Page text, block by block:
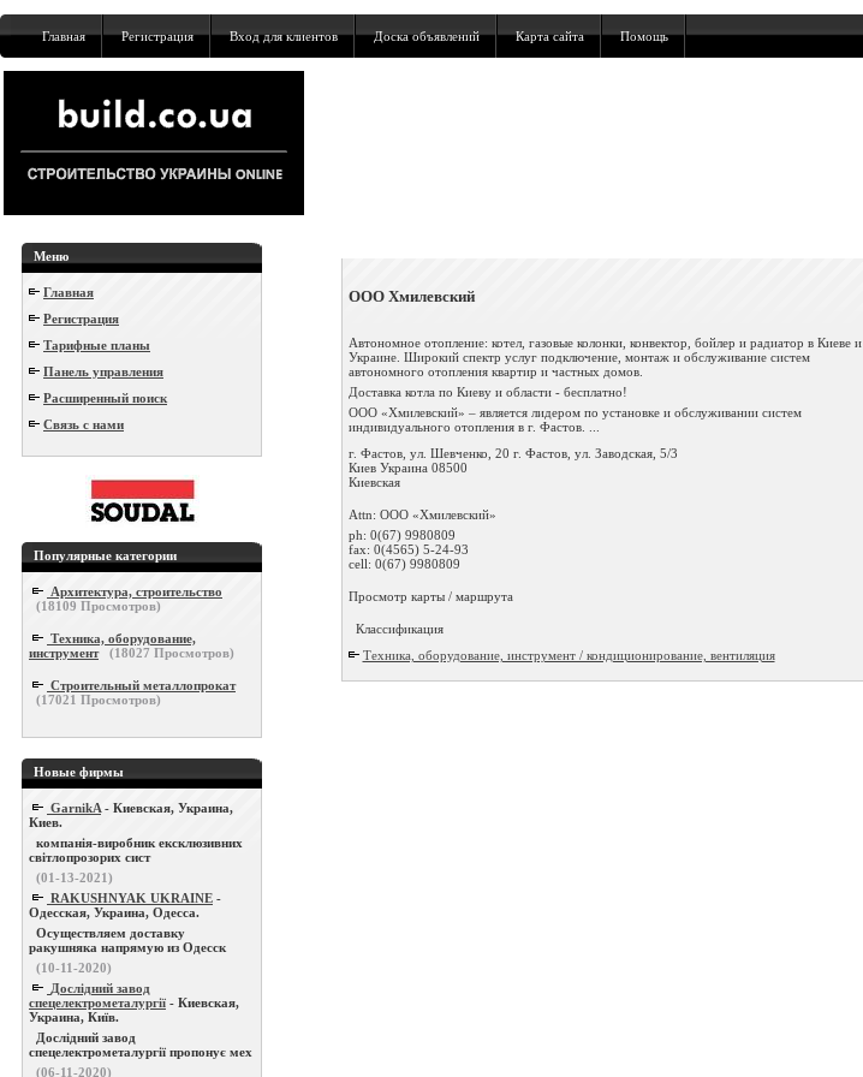
Главная Регистрация Вход для клиентов Доска объявлений Карта сайта Помощь
Меню
Главная
Регистрация
Тарифные планы
Панель управления
Расширенный поиск
Связь с нами
Популярные категории
Архитектура, строительство
(18109 Просмотров)
Техника, оборудование,
инструмент
(18027 Просмотров)
Строительный металлопрокат
(17021 Просмотров)
Новые фирмы
GarnikA - Киевская, Украина,
Киев.
компанія-виробник ексклюзивних
світлопрозорих сист
(01-13-2021)
RAKUSHNYAK UKRAINE -
Одесская, Украина, Одесса.
Осуществляем доставку
ракушняка напрямую из Одесск
(10-11-2020)
Дослідний завод
спецелектрометалургії - Киевская,
Украина, Київ.
Дослідний завод
спецелектрометалургії пропонує мех
(06-11-2020)
ООО Хмилевский
Автономное отопление: котел, газовые колонки, конвектор, бойлер и радиатор в Киеве и
Украине. Широкий спектр услуг подключение, монтаж и обслуживание систем
автономного отопления квартир и частных домов.
Доставка котла по Киеву и области - бесплатно!
ООО «Хмилевский» – является лидером по установке и обслуживании систем
индивидуального отопления в г. Фастов. ...
г. Фастов, ул. Шевченко, 20 г. Фастов, ул. Заводская, 5/3
Киев Украина 08500
Киевская
Attn: ООО «Хмилевский»
ph: 0(67) 9980809
fax: 0(4565) 5-24-93
cell: 0(67) 9980809
Просмотр карты / маршрута
Классификация
Техника, оборудование, инструмент / кондиционирование, вентиляция